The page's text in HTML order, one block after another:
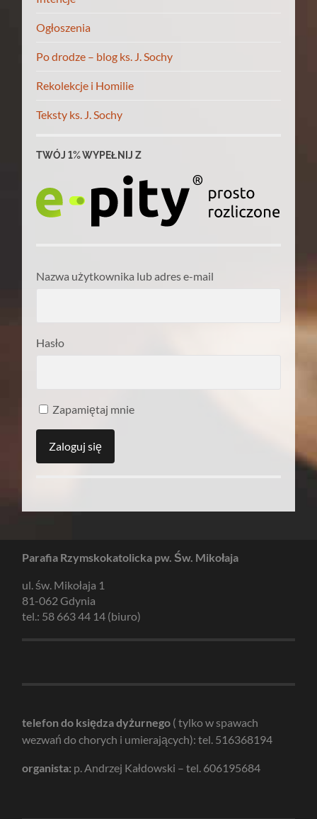
Ogłoszenia
Po drodze – blog ks. J. Sochy
Rekolekcje i Homilie
Teksty ks. J. Sochy
TWÓJ 1% WYPEŁNIJ Z
Nazwa użytkownika lub adres e-mail
Hasło
Zapamiętaj mnie
Parafia Rzymskokatolicka pw. Św. Mikołaja
ul. św. Mikołaja 1
81-062 Gdynia
tel.: 58 663 44 14 (biuro)
telefon do księdza dyżurnego ( tylko w spawach
wezwań do chorych i umierających): tel. 516368194
organista: p. Andrzej Kałdowski – tel. 606195684